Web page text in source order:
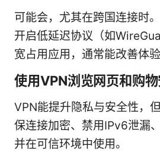
可能会，尤其在跨国连接时
开启低延迟协议（如
宽占用应用，通常能改善体验
使用VPN浏览网页和购物
VPN能提升隐私与安全性，
保连接加密、禁用IPv6泄漏
并在可信环境中使用。